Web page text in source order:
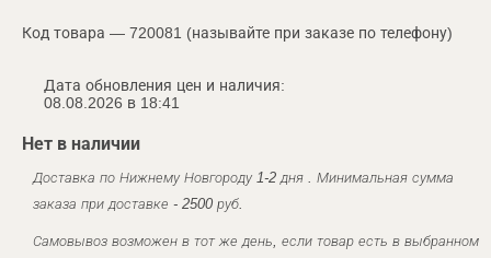
Код товара — 720081 (называйте при заказе по телефону)
Дата обновления цен и наличия:
08.08.2026 в 18:41
Нет в наличии
Доставка по Нижнему Новгороду 1-2 дня . Минимальная сумма
заказа при доставке - 2500 руб.
Самовывоз возможен в тот же день, если товар есть в выбранном